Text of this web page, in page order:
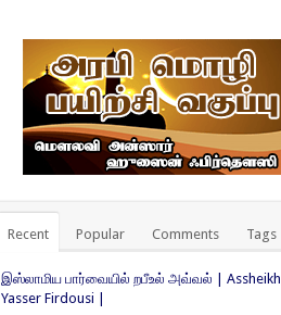
Recent Popular Comments Tags
இஸ்லாமிய பார்வையில் றபீஉல் அவ்வல் | Assheikh
Yasser Firdousi |